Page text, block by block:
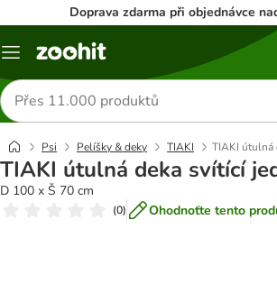
Doprava zdarma při objednávce
Menu
Hledat
produkty
Psi Pelíšky & deky TIAKI TIAKI útulná
TIAKI útulná deka svítící
D 100 x Š 70 cm
(0) Ohodnoťte tento